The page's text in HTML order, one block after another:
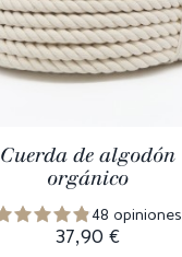
Cuerda de algodón
orgánico
48 opiniones
37,90 €